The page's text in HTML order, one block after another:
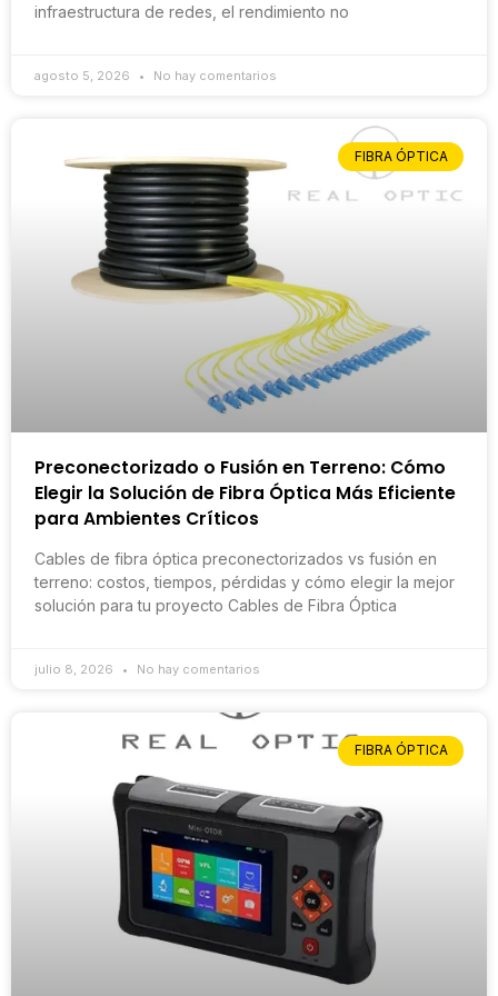
infraestructura de redes, el rendimiento no
agosto 5, 2026 No hay comentarios
FIBRA ÓPTICA
Preconectorizado o Fusión en Terreno: Cómo
Elegir la Solución de Fibra Óptica Más Eficiente
para Ambientes Críticos
Cables de fibra óptica preconectorizados vs fusión en
terreno: costos, tiempos, pérdidas y cómo elegir la mejor
solución para tu proyecto Cables de Fibra Óptica
julio 8, 2026 No hay comentarios
FIBRA ÓPTICA